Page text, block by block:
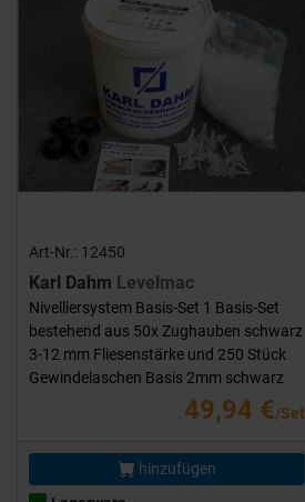
Art-Nr.: 12450
Karl Dahm Levelmac
Nivelliersystem Basis-Set 1 Basis-Set
bestehend aus 50x Zughauben schwarz
3-12 mm Fliesenstärke und 250 Stück
Gewindelaschen Basis 2mm schwarz
49,94 €/Set
hinzufügen